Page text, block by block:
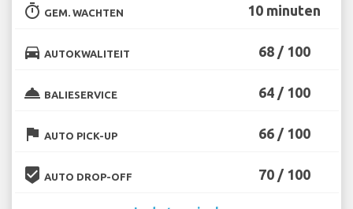
timer GEM. WACHTEN 10 minuten
directions_car AUTOKWALITEIT 68 / 100
room_service BALIESERVICE 64 / 100
flag AUTO PICK-UP 66 / 100
beenhere AUTO DROP-OFF 70 / 100